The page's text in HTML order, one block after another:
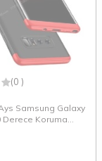
(0 )
Samsung Galaxy
Derece Koruma